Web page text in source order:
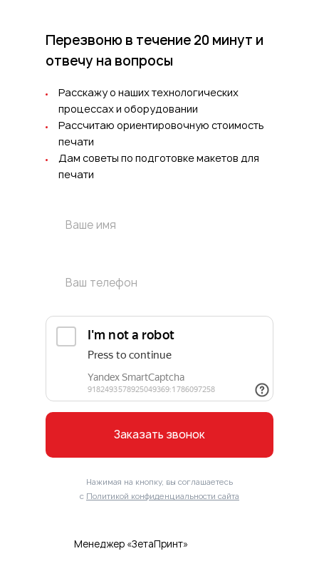
Менеджер «ЗетаПринт»
Перезвоню в течение 20 минут и
отвечу на вопросы
Расскажу о наших технологических
процессах и оборудовании
Рассчитаю ориентировочную стоимость
печати
Дам советы по подготовке макетов для
печати
Заказать звонок
Нажимая на кнопку, вы соглашаетесь
с Политикой конфиденциальности сайта